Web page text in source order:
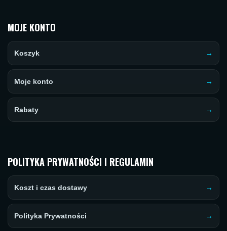
MOJE KONTO
Koszyk
Moje konto
Rabaty
POLITYKA PRYWATNOŚCI I REGULAMIN
Koszt i czas dostawy
Polityka Prywatności